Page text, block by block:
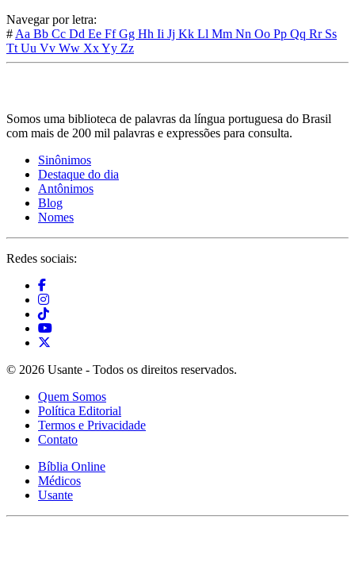
Navegar por letra:
# Aa Bb Cc Dd Ee FfGg Hh Ii Jj Kk Ll Mm Nn Oo Pp Qq Rr Ss
Tt Uu Vv Ww XxYy Zz
Somos uma biblioteca de palavras da língua portuguesa do Brasil
com mais de 200 mil palavras e expressões para consulta.
Sinônimos
Destaque do dia
Antônimos
Blog
Nomes
Redes sociais:
© 2026 Usante - Todos os direitos reservados.
Quem Somos
Política Editorial
Termos e Privacidade
Contato
Bíblia Online
Médicos
Usante